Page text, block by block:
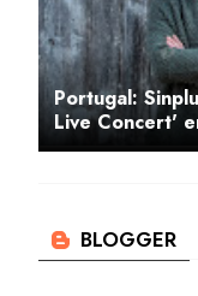
Portugal:
Live Concert'